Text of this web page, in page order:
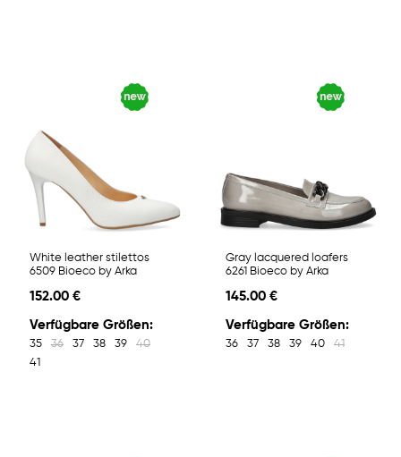
White leather stilettos
6509 Bioeco by Arka
152.00 €
Verfügbare Größen:
35 36 37 38 39
40
41
Gray lacquered loafers
6261 Bioeco by Arka
145.00 €
Verfügbare Größen:
36 37 38 39 40 41